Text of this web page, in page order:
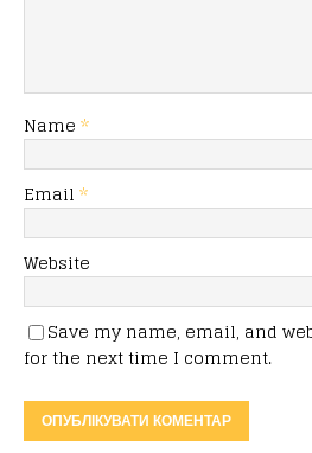
Name *
Email *
Website
Save my name, email, and
for the next time I comment.